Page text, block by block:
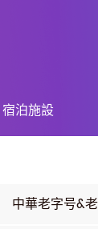
宿泊施設
中華老字号&